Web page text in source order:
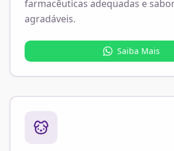
farmacêuticas adequadas e
agradáveis.
Saiba Mais